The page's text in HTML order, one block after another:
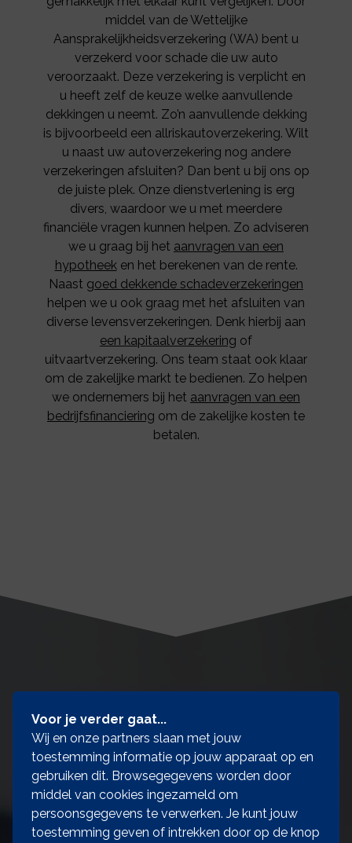
middel van de Wettelijke
Aansprakelijkheidsverzekering (WA) bent u
verzekerd voor schade die uw auto
veroorzaakt. Deze verzekering is verplicht en
u heeft zelf de keuze welke aanvullende
dekkingen u neemt. Zo’n aanvullende dekking
is bijvoorbeeld een allriskautoverzekering. Wilt
u naast uw autoverzekering nog andere
verzekeringen afsluiten? Dan bent u bij ons op
de juiste plek. Onze dienstverlening is erg
divers, waardoor we u met meerdere
financiële vragen kunnen helpen. Zo adviseren
we u graag bij het aanvragen van een
hypotheeken het berekenen van de rente.
Naast goed dekkende schadeverzekeringen
helpen we u ook graag met het afsluiten van
diverse levensverzekeringen. Denk hierbij aan
een kapitaalverzekering of
uitvaartverzekering. Ons team staat ook klaar
om de zakelijke markt te bedienen. Zo helpen
we ondernemers bij het aanvragen van een
bedrijfsfinanciering om de zakelijke kosten te
betalen.
Wilt u écht goed advies
krijgen?
Neem contact op
Voor je verder gaat...
Wij en onze partners slaan met jouw
toestemming informatie op jouw apparaat op en
gebruiken dit. Browsegegevens worden door
middel van cookies ingezameld om
persoonsgegevens te verwerken. Je kunt jouw
toestemming geven of intrekken door op de knop